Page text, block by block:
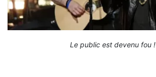
Le public est devenu fou !